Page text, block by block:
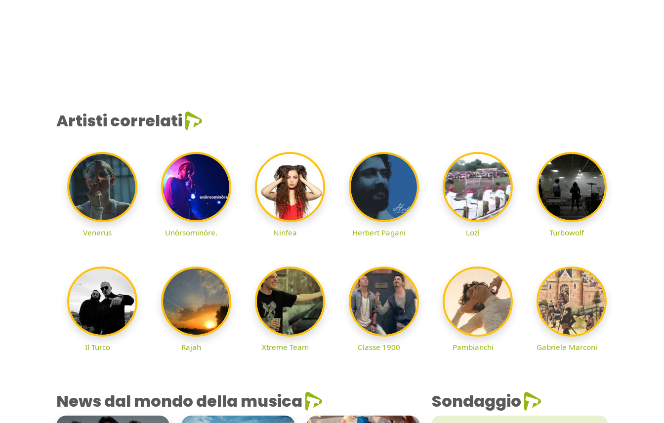
Artisti correlati
Venerus Unòrsominòre. Ninfea Herbert Pagani Lozì Turbowolf
Il Turco Rajah Xtreme Team Classe 1900 Pambianchi Gabriele Marconi
News dal mondo della musica Sondaggio